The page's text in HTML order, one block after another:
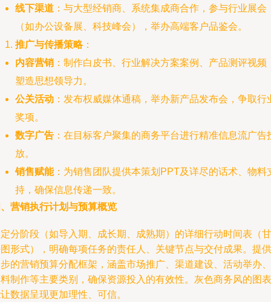
线下渠道 ：与大型经销商、系统集成商合作，参与行业展会
（如办公设备展、科技峰会），举办高端客户品鉴会。
推广与传播策略：
内容营销 ：制作白皮书、行业解决方案案例、产品测评视频
塑造思想领导力。
公关活动 ：发布权威媒体通稿，举办新产品发布会，争取行
奖项。
数字广告 ：在目标客户聚集的商务平台进行精准信息流广告
放。
销售赋能：为销售团队提供本策划PPT及详尽的话术、物料
持，确保信息传递一致。
营销执行计划与预算概览
分阶段（如导入期、成长期、成熟期）的详细行动时间表（甘
形式），明确每项任务的责任人、关键节点与交付成果。提供
的营销预算分配框架，涵盖市场推广、渠道建设、活动举办、
制作等主要类别，确保资源投入的有效性。灰色商务风的图表
数据呈现更加理性、可信。